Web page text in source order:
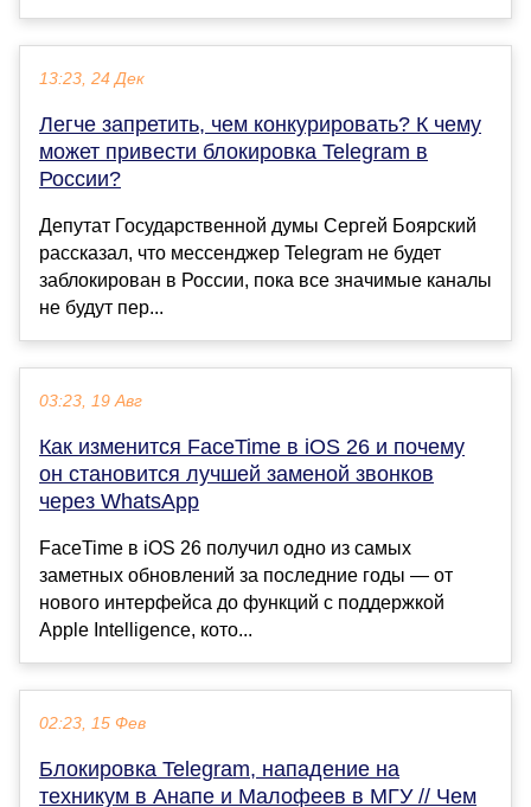
13:23, 24 Дек
Легче запретить, чем конкурировать? К чему
может привести блокировка Telegram в
России?
Депутат Государственной думы Сергей Боярский
рассказал, что мессенджер Telegram не будет
заблокирован в России, пока все значимые каналы
не будут пер...
03:23, 19 Авг
Как изменится FaceTime в iOS 26 и почему
он становится лучшей заменой звонков
через WhatsApp
FaceTime в iOS 26 получил одно из самых
заметных обновлений за последние годы — от
нового интерфейса до функций с поддержкой
Apple Intelligence, кото...
02:23, 15 Фев
Блокировка Telegram, нападение на
техникум в Анапе и Малофеев в МГУ // Чем